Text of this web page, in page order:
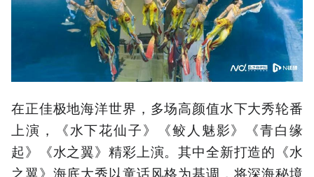
在正佳极地海洋世界，多场高颜值水下大秀轮番
上演，《水下花仙子》《鲛人魅影》《青白缘
起》《水之翼》精彩上演。其中全新打造的《水
之翼》海底大秀以童话风格为基调，将深海秘境